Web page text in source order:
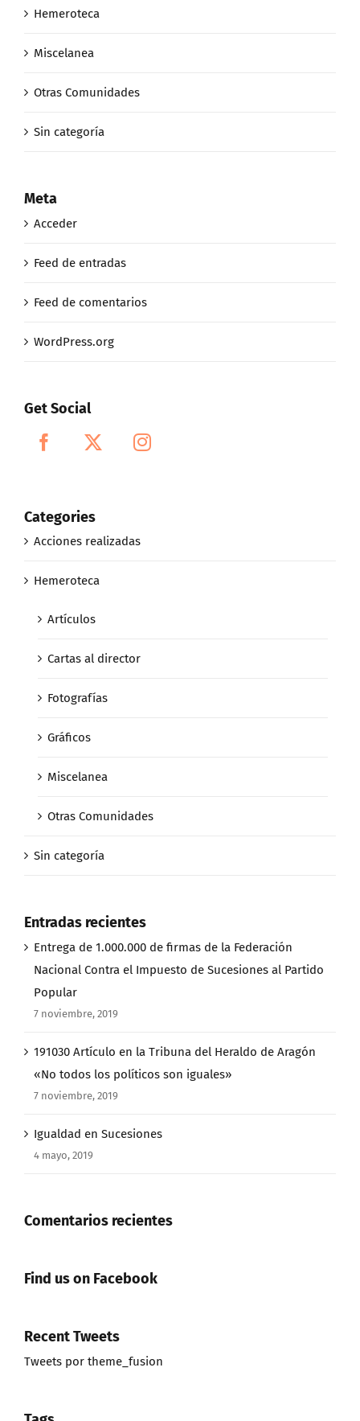
Hemeroteca
Miscelanea
Otras Comunidades
Sin categoría
Meta
Acceder
Feed de entradas
Feed de comentarios
WordPress.org
Get Social
Categories
Acciones realizadas
Hemeroteca
Artículos
Cartas al director
Fotografías
Gráficos
Miscelanea
Otras Comunidades
Sin categoría
Entradas recientes
Entrega de 1.000.000 de firmas de la Federación
Nacional Contra el Impuesto de Sucesiones al Partido
Popular
7 noviembre, 2019
191030 Artículo en la Tribuna del Heraldo de Aragón
«No todos los políticos son iguales»
7 noviembre, 2019
Igualdad en Sucesiones
4 mayo, 2019
Comentarios recientes
Find us on Facebook
Recent Tweets
Tweets por theme_fusion